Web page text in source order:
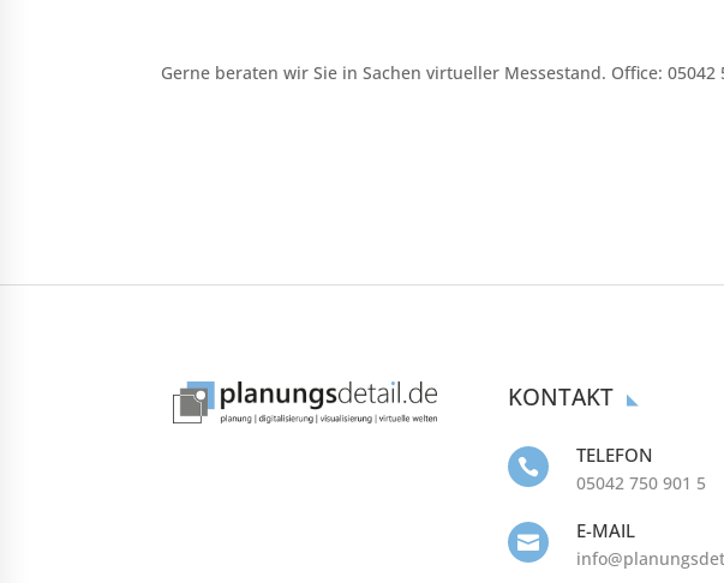
Gerne beraten wir Sie in Sachen virtueller Messestand. Office: 05042
KONTAKT
 TELEFON
05042 750 901 5
 E-MAIL